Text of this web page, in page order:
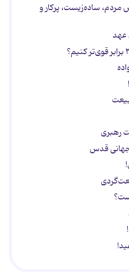
ساده‌زیست، پرکار و
عهد
رهبری
جهانی قدس